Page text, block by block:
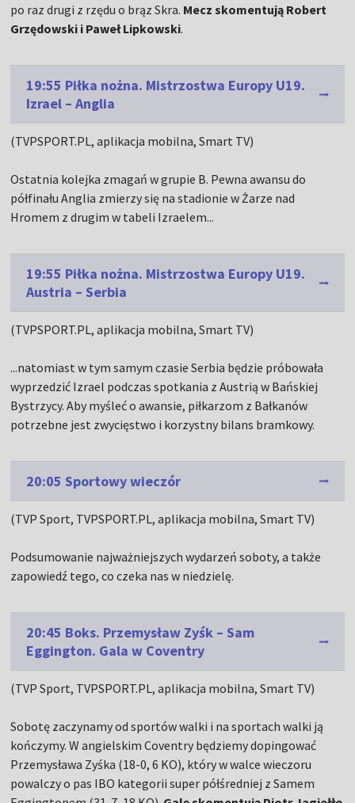
po raz drugi z rzędu o brąz Skra. Mecz skomentują Robert
Grzędowski i Paweł Lipkowski.
19:55 Piłka nożna. Mistrzostwa Europy U19.
Izrael – Anglia
(TVPSPORT.PL, aplikacja mobilna, Smart TV)
Ostatnia kolejka zmagań w grupie B. Pewna awansu do
półfinału Anglia zmierzy się na stadionie w Żarze nad
Hromem z drugim w tabeli Izraelem...
19:55 Piłka nożna. Mistrzostwa Europy U19.
Austria – Serbia
(TVPSPORT.PL, aplikacja mobilna, Smart TV)
...natomiast w tym samym czasie Serbia będzie próbowała
wyprzedzić Izrael podczas spotkania z Austrią w Bańskiej
Bystrzycy. Aby myśleć o awansie, piłkarzom z Bałkanów
potrzebne jest zwycięstwo i korzystny bilans bramkowy.
20:05 Sportowy wieczór
(TVP Sport, TVPSPORT.PL, aplikacja mobilna, Smart TV)
Podsumowanie najważniejszych wydarzeń soboty, a także
zapowiedź tego, co czeka nas w niedzielę.
20:45 Boks. Przemysław Zyśk – Sam
Eggington. Gala w Coventry
(TVP Sport, TVPSPORT.PL, aplikacja mobilna, Smart TV)
Sobotę zaczynamy od sportów walki i na sportach walki ją
kończymy. W angielskim Coventry będziemy dopingować
Przemysława Zyśka (18-0, 6 KO), który w walce wieczoru
powalczy o pas IBO kategorii super półśredniej z Samem